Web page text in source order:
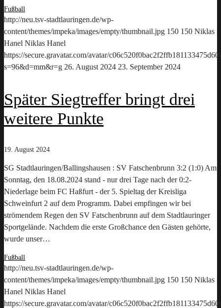
Fußball
http://neu.tsv-stadtlauringen.de/wp-
content/themes/impeka/images/empty/thumbnail.jpg 150 150 Niklas
Hanel Niklas Hanel
https://secure.gravatar.com/avatar/
s=96&d=mm&r=g 26. August 2024 23. September 2024
Später Siegtreffer bringt drei
weitere Punkte
19. August 2024
SG Stadtlauringen/Ballingshausen : SV Fatschenbrunn 3:2 (1:0) Am
Sonntag, den 18.08.2024 stand - nur drei Tage nach der 0:2-
Niederlage beim FC Haßfurt - der 5. Spieltag der Kreisliga
Schweinfurt 2 auf dem Programm. Dabei empfingen wir bei
strömendem Regen den SV Fatschenbrunn auf dem Stadtlauringer
Sportgelände. Nachdem die erste Großchance den Gästen gehörte,
wurde unser…
Fußball
http://neu.tsv-stadtlauringen.de/wp-
content/themes/impeka/images/empty/thumbnail.jpg 150 150 Niklas
Hanel Niklas Hanel
https://secure.gravatar.com/avatar/